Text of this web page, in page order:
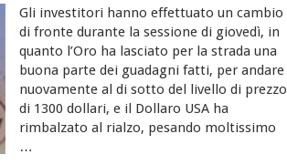
continua
paura
Forex
Gli investitori hanno effettuato un cambio
di fronte durante la sessione di giovedì, in
quanto l’Oro ha lasciato per la strada una
buona parte dei guadagni fatti, per andare
nuovamente al di sotto del livello di prezzo
di 1300 dollari, e il Dollaro USA ha
rimbalzato al rialzo, pesando moltissimo
…